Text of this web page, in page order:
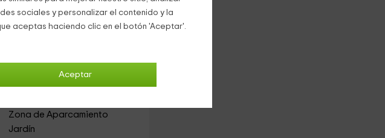
sociales y personalizar el contenido y la
aceptas haciendo clic en el botón 'Aceptar'.
Aceptar
Zona de Aparcamiento
Jardín